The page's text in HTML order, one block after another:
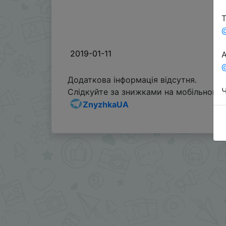
2019-01-11
Додаткова інформація відсутня.
Слідкуйте за знижками на мобільному,
ZnyzhkaUA